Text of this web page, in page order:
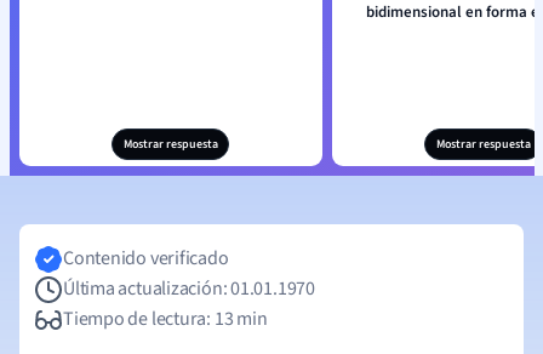
Mostrar respuesta
bidimensional en forma
Mostrar respuesta
Contenido verificado
Última actualización: 01.01.1970
Tiempo de lectura: 13 min